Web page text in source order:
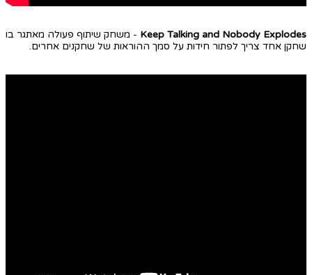
Keep Talking and Nobody Explodes - משחק שיתוף פעולה מאתגר בו
שחקן אחד צריך לפתור חידות על סמך ההוראות של שחקנים אחרים.